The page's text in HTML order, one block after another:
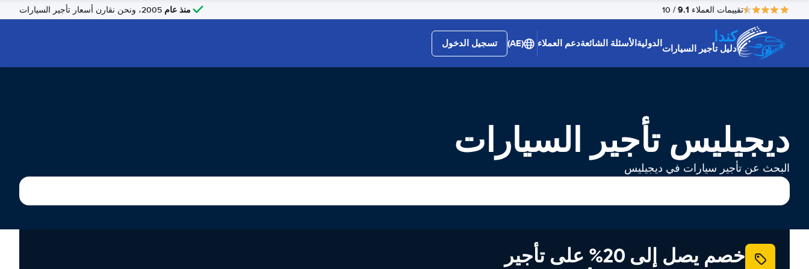
تقييمات العملاء 9.1
/ 10 منذ عام
كندا
دليل تأجير السياراتالدوليةالأسئلة الشائعةدعم العملاء (AE) تسجيل الدخول
ديجيليس تأجير السيارات
البحث عن تأجير سيارات في ديجيليس
خصم يصل إلى 20% على تأجير